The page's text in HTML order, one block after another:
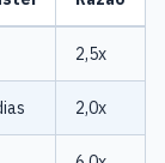
2,5x
2,0x